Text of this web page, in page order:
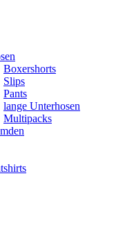
Boxershorts
Slips
Pants
lange Unterhosen
Multipacks